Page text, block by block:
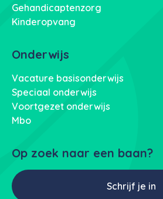
Gehandicaptenzorg
Kinderopvang
Onderwijs
Vacature basisonderwijs
Speciaal onderwijs
Voortgezet onderwijs
Mbo
Op zoek naar een baan?
Schrijf je in